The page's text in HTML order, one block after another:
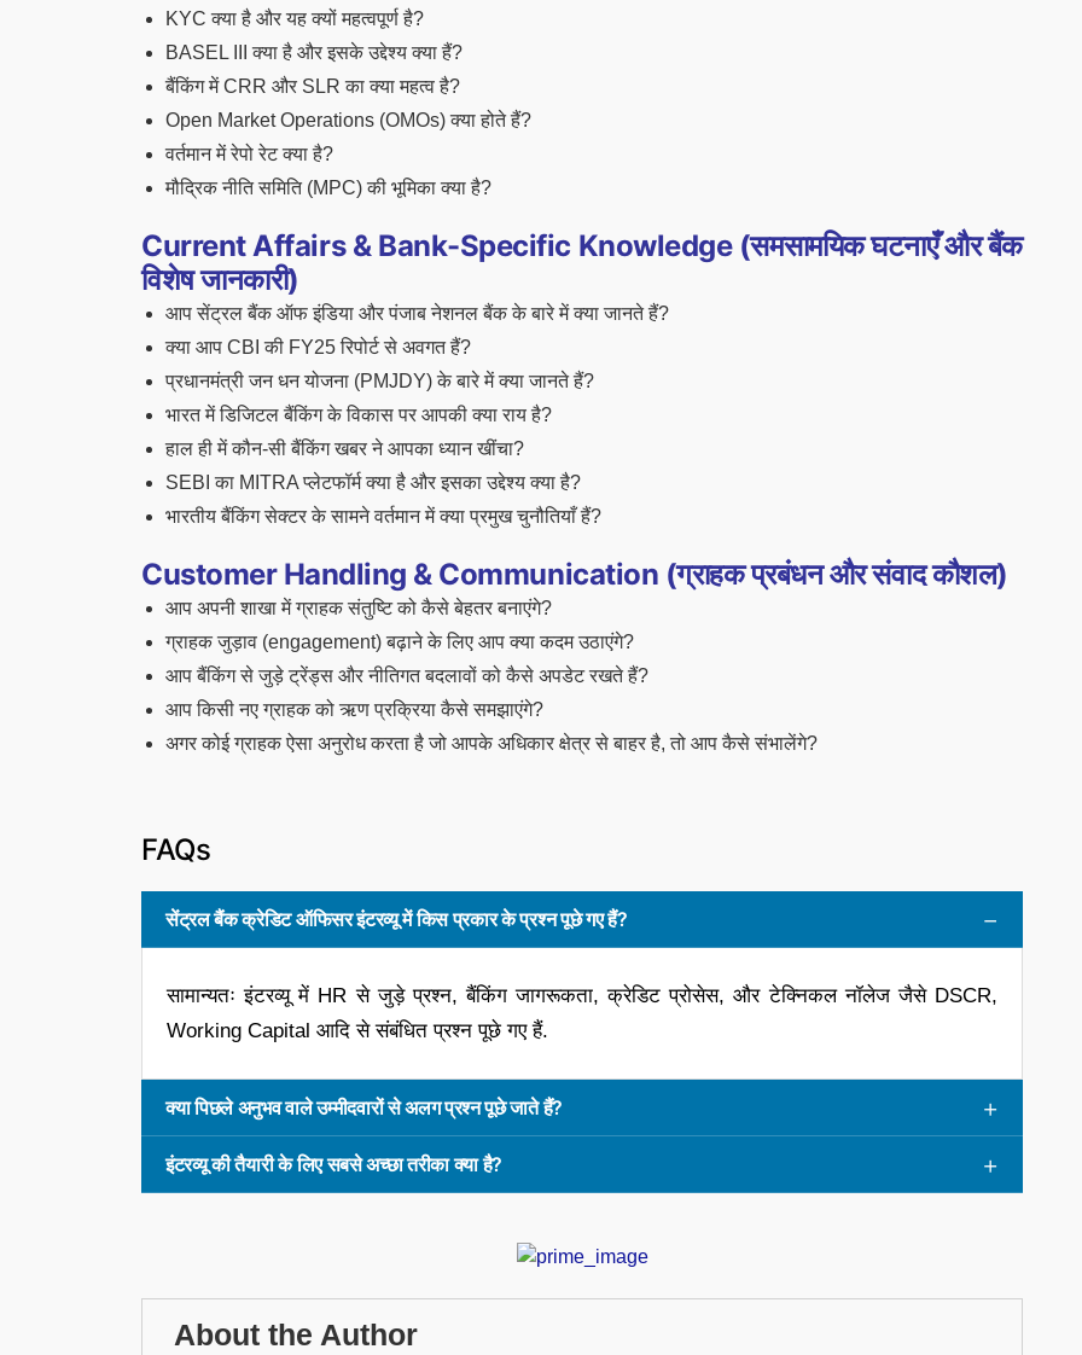
KYC क्या है और यह क्यों महत्वपूर्ण है?
BASEL III क्या है और इसके उद्देश्य क्या हैं?
बैंकिंग में CRR और SLR का क्या महत्व है?
Open Market Operations (OMOs) क्या होते हैं?
वर्तमान में रेपो रेट क्या है?
मौद्रिक नीति समिति (MPC) की भूमिका क्या है?
Current Affairs & Bank-Specific Knowledge (समसामयिक घटनाएँ और बैंक
विशेष जानकारी)
आप सेंट्रल बैंक ऑफ इंडिया और पंजाब नेशनल बैंक के बारे में क्या जानते हैं?
क्या आप CBI की FY25 रिपोर्ट से अवगत हैं?
प्रधानमंत्री जन धन योजना (PMJDY) के बारे में क्या जानते हैं?
भारत में डिजिटल बैंकिंग के विकास पर आपकी क्या राय है?
हाल ही में कौन-सी बैंकिंग खबर ने आपका ध्यान खींचा?
SEBI का MITRA प्लेटफॉर्म क्या है और इसका उद्देश्य क्या है?
भारतीय बैंकिंग सेक्टर के सामने वर्तमान में क्या प्रमुख चुनौतियाँ हैं?
Customer Handling & Communication (ग्राहक प्रबंधन और संवाद कौशल)
आप अपनी शाखा में ग्राहक संतुष्टि को कैसे बेहतर बनाएंगे?
ग्राहक जुड़ाव (engagement) बढ़ाने के लिए आप क्या कदम उठाएंगे?
आप बैंकिंग से जुड़े ट्रेंड्स और नीतिगत बदलावों को कैसे अपडेट रखते हैं?
आप किसी नए ग्राहक को ऋण प्रक्रिया कैसे समझाएंगे?
अगर कोई ग्राहक ऐसा अनुरोध करता है जो आपके अधिकार क्षेत्र से बाहर है, तो आप कैसे संभालेंगे?
FAQs
सेंट्रल बैंक क्रेडिट ऑफिसर इंटरव्यू में किस प्रकार के प्रश्न पूछे गए हैं?
सामान्यतः इंटरव्यू में HR से जुड़े प्रश्न, बैंकिंग जागरूकता, क्रेडिट प्रोसेस, और टेक्निकल नॉलेज जैसे DSCR,
Working Capital आदि से संबंधित प्रश्न पूछे गए हैं.
क्या पिछले अनुभव वाले उम्मीदवारों से अलग प्रश्न पूछे जाते हैं?
इंटरव्यू की तैयारी के लिए सबसे अच्छा तरीका क्या है?
About the Author